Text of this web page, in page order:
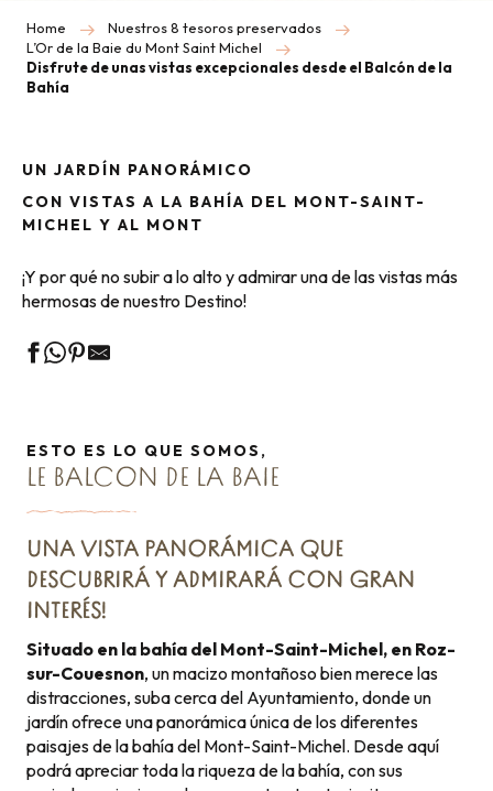
Home
Nuestros 8 tesoros preservados
L’Or de la Baie du Mont Saint Michel
Disfrute de unas vistas excepcionales desde el Balcón de la
Bahía
UN JARDÍN PANORÁMICO
CON VISTAS A LA BAHÍA DEL MONT-SAINT-
MICHEL Y AL MONT
¡Y por qué no subir a lo alto y admirar una de las vistas más
hermosas de nuestro Destino!
ESTO ES LO QUE SOMOS,
LE BALCON DE LA BAIE
UNA VISTA PANORÁMICA QUE
DESCUBRIRÁ Y ADMIRARÁ CON GRAN
INTERÉS!
Situado en la bahía del Mont-Saint-Michel, en Roz-
sur-Couesnon, un macizo montañoso bien merece las
distracciones, suba cerca del Ayuntamiento, donde un
jardín ofrece una panorámica única de los diferentes
paisajes de la bahía del Mont-Saint-Michel. Desde aquí
podrá apreciar toda la riqueza de la bahía, con sus